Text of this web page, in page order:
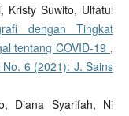
Kristy Suwito, Ulfatul
dengan Tingkat
tentang COVID-19 ,
6 (2021): J. Sains
Diana Syarifah, Ni